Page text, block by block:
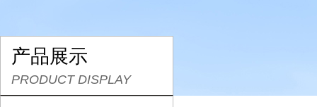
产品展示
PRODUCT DISPLAY